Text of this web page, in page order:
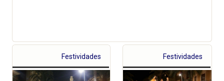
Festividades Festividades